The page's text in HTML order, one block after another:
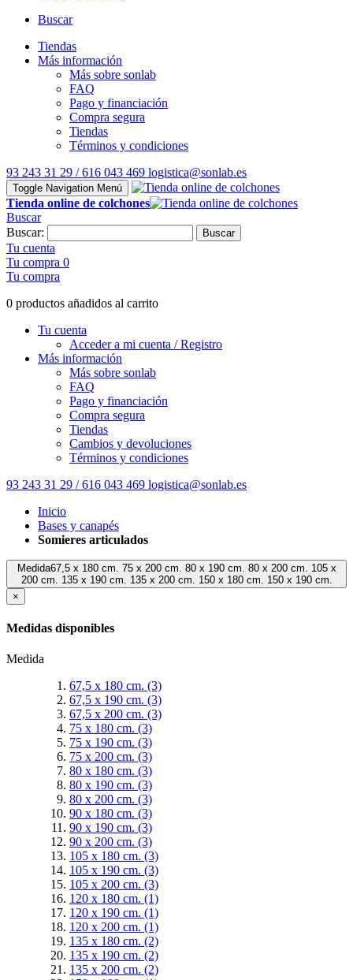
Buscar
Tiendas
Más información
Más sobre sonlab
FAQ
Pago y financiación
Compra segura
Tiendas
Términos y condiciones
93 243 31 29 / 616 043 469 logistica@sonlab.es
Toggle Navigation Menú
Tienda online de colchones
Buscar
Buscar:
Buscar
Tu cuenta
Tu compra 0
Tu compra
0 productos añadidos al carrito
Tu cuenta
Acceder a mi cuenta / Registro
Más información
Más sobre sonlab
FAQ
Pago y financiación
Compra segura
Tiendas
Cambios y devoluciones
Términos y condiciones
93 243 31 29 / 616 043 469 logistica@sonlab.es
Inicio
Bases y canapés
Somieres articulados
Medida67,5 x 180 cm. 75 x 200 cm. 80 x 190 cm. 80 x 200 cm. 105 x
200 cm. 135 x 190 cm. 135 x 200 cm. 150 x 180 cm. 150 x 190 cm.
×
Medidas disponibles
Medida
67,5 x 180 cm. (3)
67,5 x 190 cm. (3)
67,5 x 200 cm. (3)
75 x 180 cm. (3)
75 x 190 cm. (3)
75 x 200 cm. (3)
80 x 180 cm. (3)
80 x 190 cm. (3)
80 x 200 cm. (3)
90 x 180 cm. (3)
90 x 190 cm. (3)
90 x 200 cm. (3)
105 x 180 cm. (3)
105 x 190 cm. (3)
105 x 200 cm. (3)
120 x 180 cm. (1)
120 x 190 cm. (1)
120 x 200 cm. (1)
135 x 180 cm. (2)
135 x 190 cm. (2)
135 x 200 cm. (2)